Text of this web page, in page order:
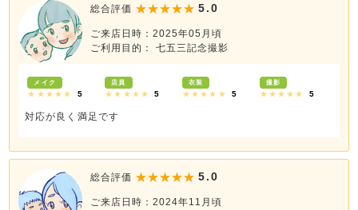
総合評価 5.0
ご来店日時：2025年05月頃
ご利用目的： 七五三記念撮影
メイク
★★★★★ 5
店員
★★★★★ 5
衣装
★★★★★ 5
撮影
★★★★★ 5
対応が良く満足です
総合評価 5.0
ご来店日時：2024年11月頃